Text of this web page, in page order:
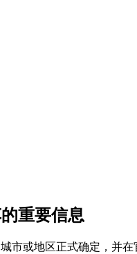
重要信息
市或地区正式确定，并